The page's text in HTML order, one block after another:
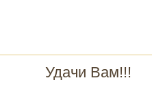
Удачи Вам!!!